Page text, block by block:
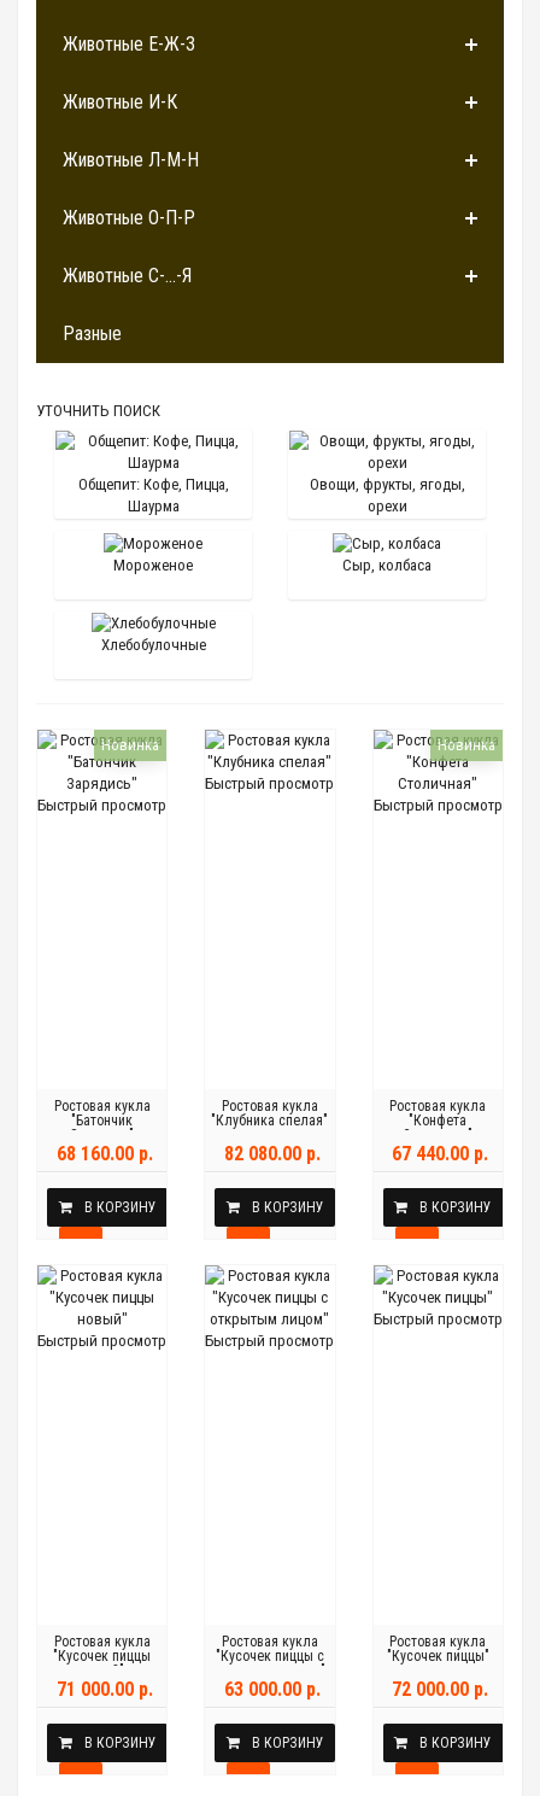
Животные Е-Ж-З
Животные И-К
Животные Л-М-Н
Животные О-П-Р
Животные С-...-Я
Разные
УТОЧНИТЬ ПОИСК
Общепит: Кофе, Пицца,
Шаурма
Овощи, фрукты, ягоды,
орехи
Мороженое Сыр, колбаса
Хлебобулочные
Новинка
Быстрый просмотр
Ростовая кукла
"Батончик
Зарядись"
68 160.00 р.
В КОРЗИНУ
Быстрый просмотр
Ростовая кукла
"Клубника спелая"
82 080.00 р.
В КОРЗИНУ
Новинка
Быстрый просмотр
Ростовая кукла
"Конфета
Столичная"
67 440.00 р.
В КОРЗИНУ
Быстрый просмотр
Ростовая кукла
"Кусочек пиццы
новый"
71 000.00 р.
В КОРЗИНУ
Быстрый просмотр
Ростовая кукла
"Кусочек пиццы с
открытым лицом"
63 000.00 р.
В КОРЗИНУ
Быстрый просмотр
Ростовая кукла
"Кусочек пиццы"
72 000.00 р.
В КОРЗИНУ